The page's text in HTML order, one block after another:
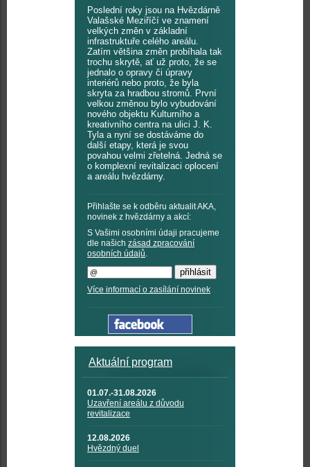
Poslední roky jsou na Hvězdárně
Valašské Meziříčí ve znamení
velkých změn v základní
infrastruktuře celého areálu.
Zatím většina změn probíhala tak
trochu skrytě, ať už proto, že se
jednalo o opravy či úpravy
interiérů nebo proto, že byla
skryta za hradbou stromů. První
velkou změnou bylo vybudování
nového objektu Kulturního a
kreativního centra na ulici J. K.
Tyla a nyní se dostáváme do
další etapy, která je svou
povahou velmi zřetelná. Jedná se
o komplexní revitalizaci oplocení
a areálu hvězdárny.
Přihlašte se k odběru aktualit AKA,
novinek z hvězdárny a akcí:
S Vašimi osobními údaji pracujeme
dle našich zásad zpracování
osobních údajů.
Více informací o zasílání novinek
Aktuální program
01.07.-31.08.2026
Uzavření areálu z důvodu
revitalizace
12.08.2026
Hvězdný duel